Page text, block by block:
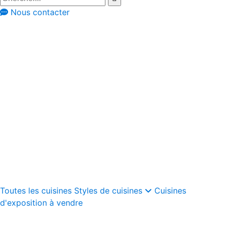
Nous contacter
Toutes les cuisines Styles de cuisines
Cuisines
d'exposition à vendre